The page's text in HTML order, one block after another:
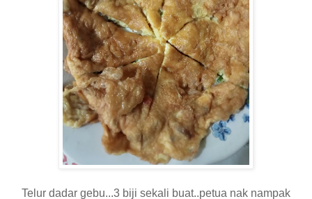
Telur dadar gebu...3 biji sekali buat..petua nak nampak